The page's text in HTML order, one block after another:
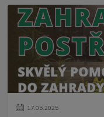
17.05.2025